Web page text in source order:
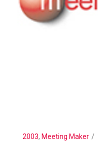
2003, Meeting Maker